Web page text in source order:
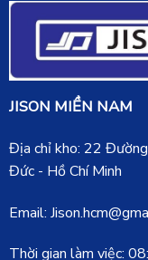
JISON MIỀN NAM
Địa chỉ kho: 22
Đức - Hồ Chí Minh
Email:
Thời gian làm việc: